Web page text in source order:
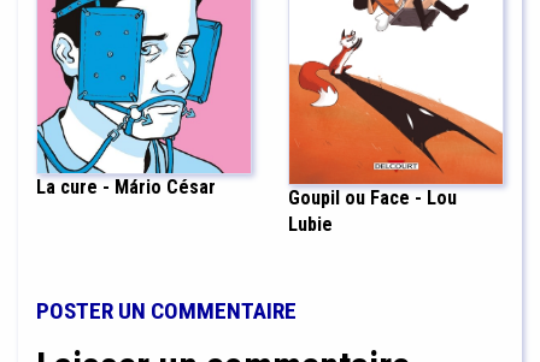
La cure - Mário César
Goupil ou Face - Lou
Lubie
POSTER UN COMMENTAIRE